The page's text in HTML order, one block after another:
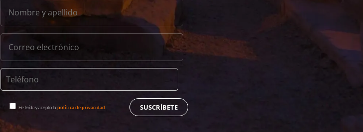
He leído y acepto la política de privacidad